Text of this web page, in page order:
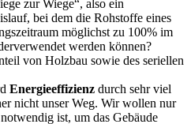
zur Wiege“, also ein
bei dem die Rohstoffe eines
möglichst zu 100% im
werden können?
von Holzbau sowie des seriellen
Energieeffizienz durch sehr viel
nicht unser Weg. Wir wollen nur
ist, um das Gebäude